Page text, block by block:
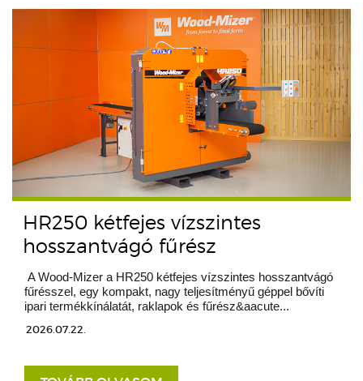
HR250 kétfejes vízszintes
hosszantvágó fűrész
A Wood-Mizer a HR250 kétfejes vízszintes hosszantvágó
fűrésszel, egy kompakt, nagy teljesítményű géppel bővíti
ipari termékkínálatát, raklapok és fűrész&aacute...
2026.07.22.